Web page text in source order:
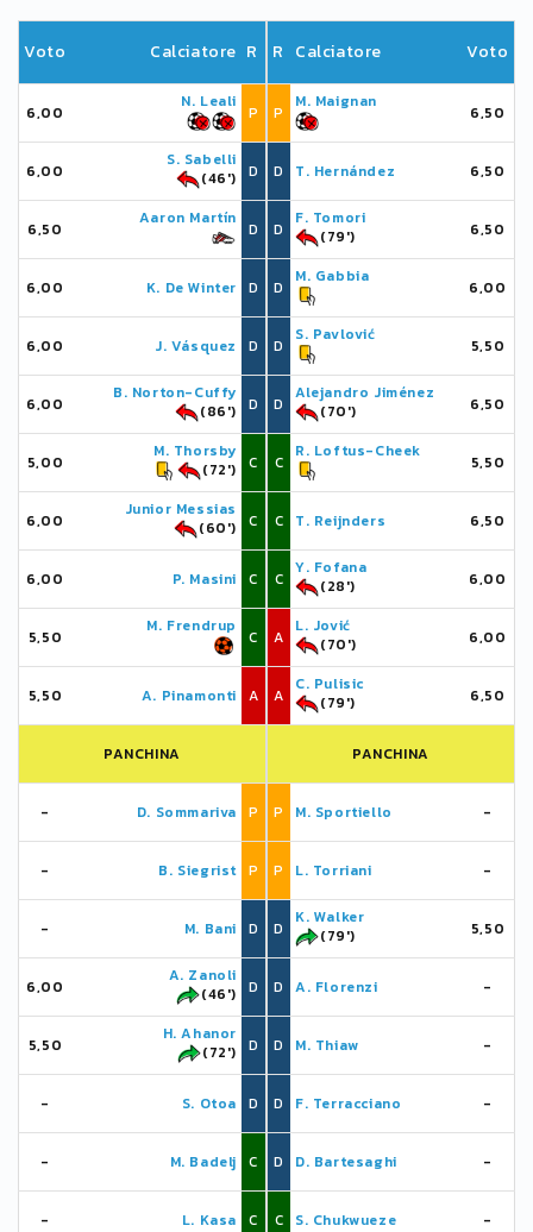
Voto Calciatore R
6,00
N. Leali
P
6,00
S. Sabelli
(46')
D
6,50
Aaron Martín
D
6,00 K. De Winter D
6,00 J. Vásquez D
6,00
B. Norton-Cuffy
(86')
D
5,00
M. Thorsby
(72')
C
6,00
Junior Messias
(60')
C
6,00 P. Masini C
5,50
M. Frendrup
C
5,50 A. Pinamonti A
PANCHINA
- D. Sommariva P
- B. Siegrist P
- M. Bani D
6,00
A. Zanoli
(46')
D
5,50
H. Ahanor
(72')
D
- S. Otoa D
- M. Badelj C
- L. Kasa C
R Calciatore Voto
P
M. Maignan
6,50
D T. Hernández 6,50
D
F. Tomori
(79')
6,50
D
M. Gabbia
6,00
D
S. Pavlović
5,50
D
Alejandro Jiménez
(70')
6,50
C
R. Loftus-Cheek
5,50
C T. Reijnders 6,50
C
Y. Fofana
(28')
6,00
A
L. Jović
(70')
6,00
A
C. Pulisic
(79')
6,50
PANCHINA
P M. Sportiello -
P L. Torriani -
D
K. Walker
(79')
5,50
D A. Florenzi -
D M. Thiaw -
D F. Terracciano -
D D. Bartesaghi -
C S. Chukwueze -